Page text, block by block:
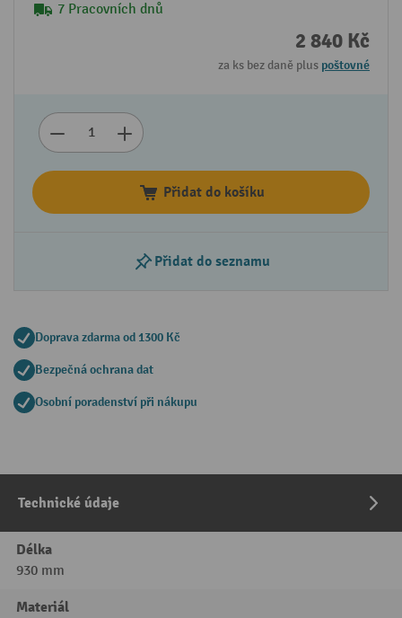
7 Pracovních dnů
2 840 Kč
za ks bez daně plus poštovné
Přidat do košíku
Přidat do seznamu
Doprava zdarma od 1300 Kč
Bezpečná ochrana dat
Osobní poradenství při nákupu
Technické údaje
Délka
930 mm
Materiál